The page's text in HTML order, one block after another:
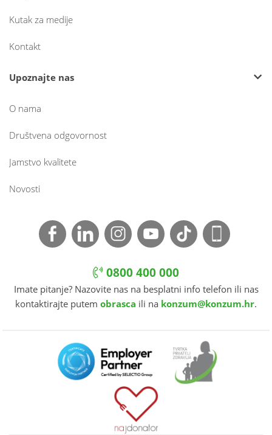
Kutak za medije
Kontakt
Upoznajte nas
O nama
Društvena odgovornost
Jamstvo kvalitete
Novosti
0800 400 000
Imate pitanje? Nazovite nas na besplatni info telefon ili nas
kontaktirajte putem obrasca ili na konzum@konzum.hr.